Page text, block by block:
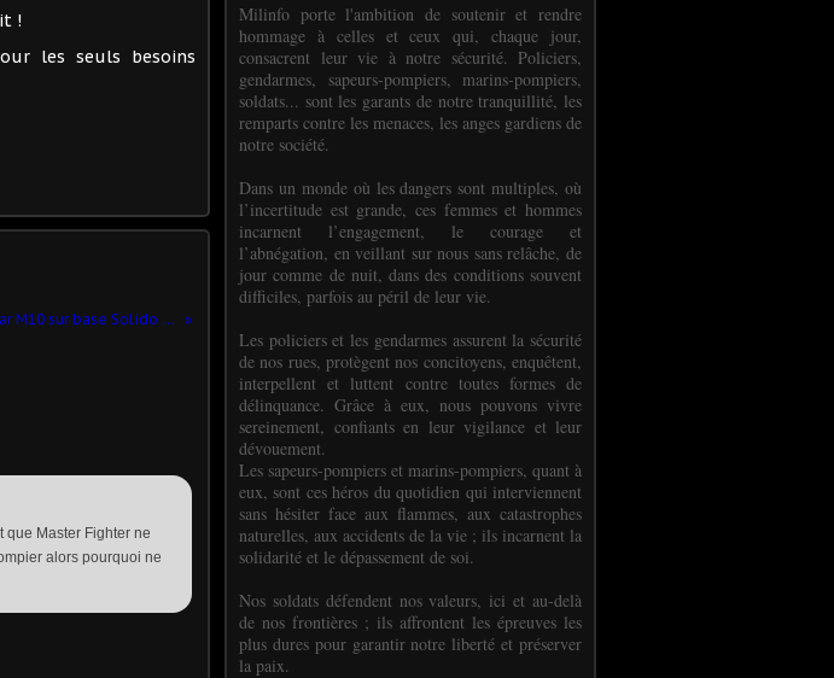
!
les seuls besoins
Chasseur de char M10 sur base Solido (par Bob)
que Master Fighter ne
alors pourquoi ne
Milinfo porte l'ambition de soutenir et rendre
hommage à celles et ceux qui, chaque jour,
consacrent leur vie à notre sécurité. Policiers,
gendarmes, sapeurs-pompiers, marins-pompiers,
soldats... sont les garants de notre tranquillité, les
remparts contre les menaces, les anges gardiens de
notre société.
Dans un monde où les dangers sont multiples, où
l’incertitude est grande, ces femmes et hommes
incarnent l’engagement, le courage et
l’abnégation, en veillant sur nous sans relâche, de
jour comme de nuit, dans des conditions souvent
difficiles, parfois au péril de leur vie.
Les policiers et les gendarmes assurent la sécurité
de nos rues, protègent nos concitoyens, enquêtent,
interpellent et luttent contre toutes formes de
délinquance. Grâce à eux, nous pouvons vivre
sereinement, confiants en leur vigilance et leur
dévouement.
Les sapeurs-pompiers et marins-pompiers, quant à
eux, sont ces héros du quotidien qui interviennent
sans hésiter face aux flammes, aux catastrophes
naturelles, aux accidents de la vie ; ils incarnent la
solidarité et le dépassement de soi.
Nos soldats défendent nos valeurs, ici et au-delà
de nos frontières ; ils affrontent les épreuves les
plus dures pour garantir notre liberté et préserver
la paix.